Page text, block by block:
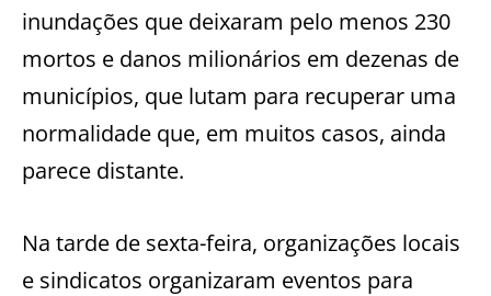
inundações que deixaram pelo menos 230
mortos e danos milionários em dezenas de
municípios, que lutam para recuperar uma
normalidade que, em muitos casos, ainda
parece distante.
Na tarde de sexta-feira, organizações locais
e sindicatos organizaram eventos para